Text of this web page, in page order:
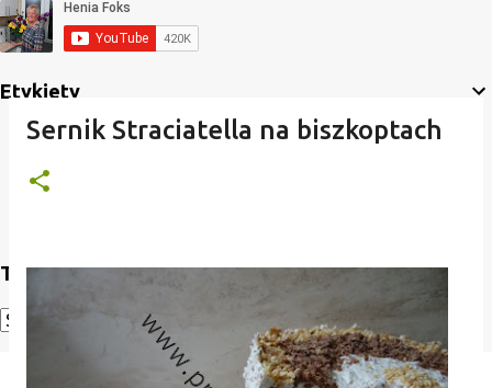
Etykiety
Translate
Translate
Sernik Straciatella na biszkoptach